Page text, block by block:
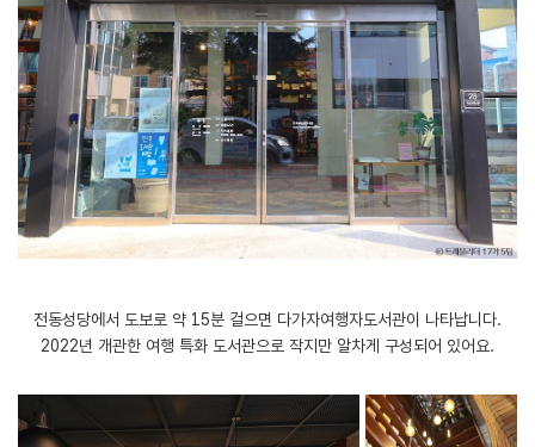
전동성당에서 도보로 약 15분 걸으면 다가자여행자도서관이 나타납니다.
2022년 개관한 여행 특화 도서관으로 작지만 알차게 구성되어 있어요.